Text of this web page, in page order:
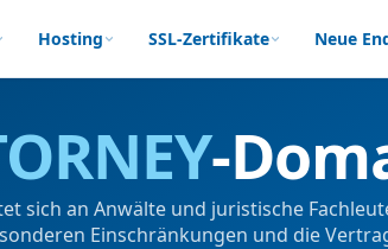
Hosting SSL-Zertifikate Neue
-
sich an Anwälte und juristische
Einschränkungen und die